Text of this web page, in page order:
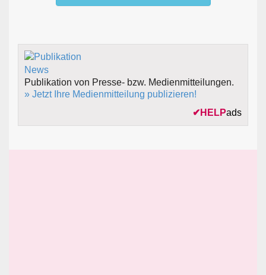
Publikation von Presse- bzw. Medienmitteilungen.
» Jetzt Ihre Medienmitteilung publizieren!
✔ HELPads